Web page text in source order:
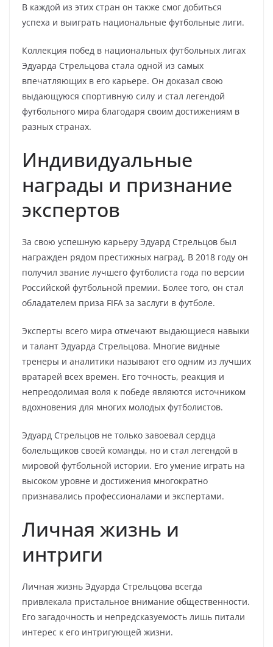
В каждой из этих стран он также смог добиться
успеха и выиграть национальные футбольные лиги.
Коллекция побед в национальных футбольных лигах
Эдуарда Стрельцова стала одной из самых
впечатляющих в его карьере. Он доказал свою
выдающуюся спортивную силу и стал легендой
футбольного мира благодаря своим достижениям в
разных странах.
Индивидуальные
награды и признание
экспертов
За свою успешную карьеру Эдуард Стрельцов был
награжден рядом престижных наград. В 2018 году он
получил звание лучшего футболиста года по версии
Российской футбольной премии. Более того, он стал
обладателем приза FIFA за заслуги в футболе.
Эксперты всего мира отмечают выдающиеся навыки
и талант Эдуарда Стрельцова. Многие видные
тренеры и аналитики называют его одним из лучших
вратарей всех времен. Его точность, реакция и
непреодолимая воля к победе являются источником
вдохновения для многих молодых футболистов.
Эдуард Стрельцов не только завоевал сердца
болельщиков своей команды, но и стал легендой в
мировой футбольной истории. Его умение играть на
высоком уровне и достижения многократно
признавались профессионалами и экспертами.
Личная жизнь и
интриги
Личная жизнь Эдуарда Стрельцова всегда
привлекала пристальное внимание общественности.
Его загадочность и непредсказуемость лишь питали
интерес к его интригующей жизни.